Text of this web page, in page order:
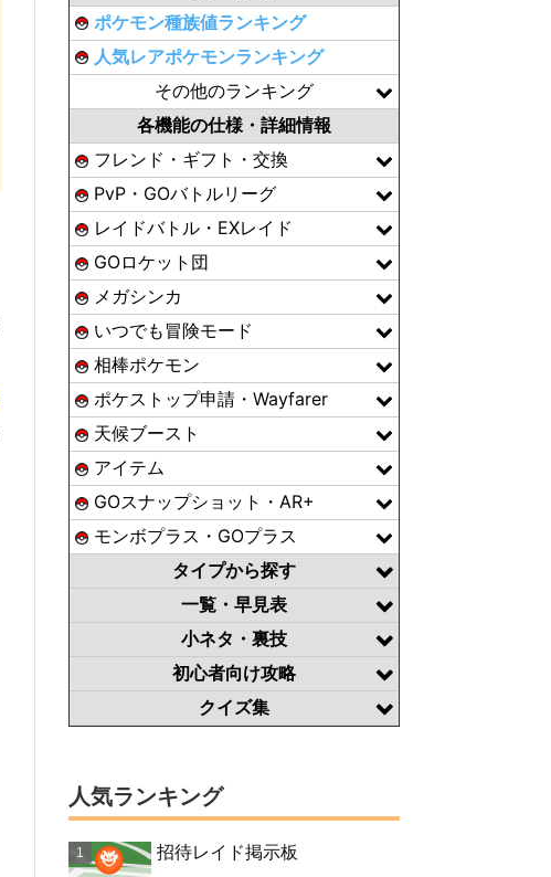
ポケモン種族値ランキング
人気レアポケモンランキング
その他のランキング
各機能の仕様・詳細情報
フレンド・ギフト・交換
PvP・GOバトルリーグ
レイドバトル・EXレイド
GOロケット団
メガシンカ
いつでも冒険モード
相棒ポケモン
ポケストップ申請・Wayfarer
天候ブースト
アイテム
GOスナップショット・AR+
モンボプラス・GOプラス
タイプから探す
一覧・早見表
小ネタ・裏技
初心者向け攻略
クイズ集
人気ランキング
招待レイド掲示板